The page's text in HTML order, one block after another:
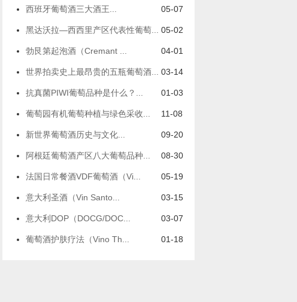
西班牙葡萄酒三大酒王... 05-07
黑达沃拉—西西里产区代表性葡萄... 05-02
勃艮第起泡酒（Cremant ... 04-01
世界拍卖史上最昂贵的五瓶葡萄酒... 03-14
抗真菌PIWI葡萄品种是什么？... 01-03
葡萄园有机葡萄种植与绿色采收... 11-08
新世界葡萄酒历史与文化... 09-20
阿根廷葡萄酒产区八大葡萄品种... 08-30
法国日常餐酒VDF葡萄酒（Vi... 05-19
意大利圣酒（Vin Santo... 03-15
意大利DOP（DOCG/DOC... 03-07
葡萄酒护肤疗法（Vino Th... 01-18